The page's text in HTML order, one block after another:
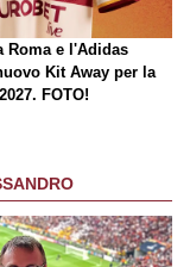
Roma e l'Adidas
Kit Away per la
FOTO!